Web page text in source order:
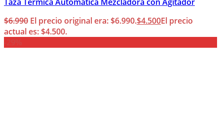
$6.990 El precio original era: $6.990.$4.500El precio
actual es: $4.500.